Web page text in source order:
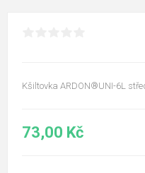
Kšiltovka ARDON®UNI-6L
73,00 Kč